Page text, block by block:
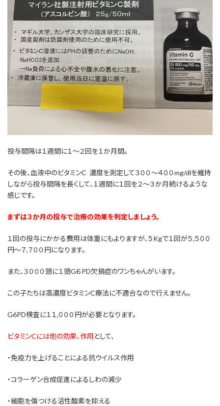
投与間隔は１週間に１～２回を１か月間。
その後、血液中のビタミンC 濃度を測定して３００～４００mg/dlを維持
しながら投与間隔を長くして、１週間に１回を２～３か月続けるような
感じです。
まずは３か月の投与で治療の効果を判定しましょう。
１回の投与にかかる費用は体重にもよりますが、５Kgで１回が５,５００
円～７,７００円になります。
また、３０００頭に１頭G６PD欠損症のワンちゃんがいます。
この子たちは高濃度ビタミンC療法に不適合なので行えません。
G6PD検査に１１,０００円が必要となります。
ビタミンCには他の効果、作用として、
・免疫力を上げることによる抗ウイルス作用
・コラーゲン合成促進によるしわの減少
・細胞を傷つける活性酸素を抑える